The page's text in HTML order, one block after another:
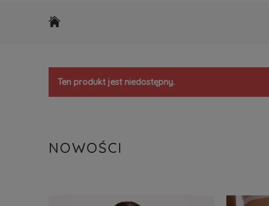
Ten produkt jest niedostępny.
NOWOŚCI